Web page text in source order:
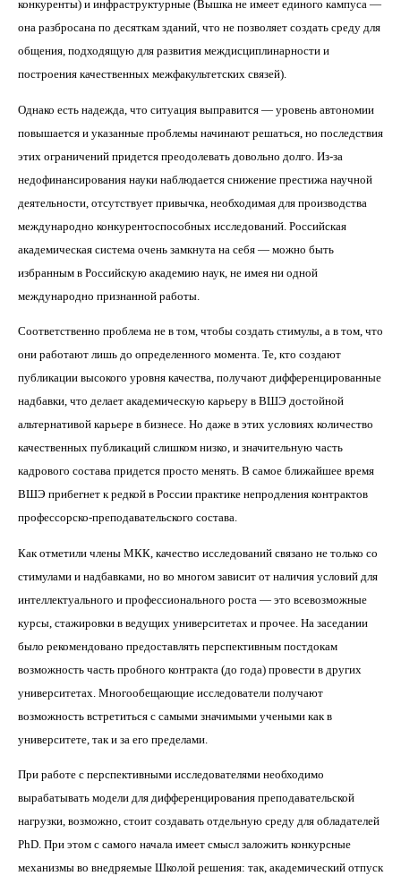
конкуренты) и инфраструктурные (Вышка не имеет единого кампуса —
она разбросана по десяткам зданий, что не позволяет создать среду для
общения, подходящую для развития междисциплинарности и
построения качественных межфакультетских связей).
Однако есть надежда, что ситуация выправится — уровень автономии
повышается и указанные проблемы начинают решаться, но последствия
этих ограничений придется преодолевать довольно долго. Из-за
недофинансирования науки наблюдается снижение престижа научной
деятельности, отсутствует привычка, необходимая для производства
международно конкурентоспособных исследований. Российская
академическая система очень замкнута на себя — можно быть
избранным в Российскую академию наук, не имея ни одной
международно признанной работы.
Соответственно проблема не в том, чтобы создать стимулы, а в том, что
они работают лишь до определенного момента. Те, кто создают
публикации высокого уровня качества, получают дифференцированные
надбавки, что делает академическую карьеру в ВШЭ достойной
альтернативой карьере в бизнесе. Но даже в этих условиях количество
качественных публикаций слишком низко, и значительную часть
кадрового состава придется просто менять. В самое ближайшее время
ВШЭ прибегнет к редкой в России практике непродления контрактов
профессорско-преподавательского состава.
Как отметили члены МКК, качество исследований связано не только со
стимулами и надбавками, но во многом зависит от наличия условий для
интеллектуального и профессионального роста — это всевозможные
курсы, стажировки в ведущих университетах и прочее. На заседании
было рекомендовано предоставлять перспективным постдокам
возможность часть пробного контракта (до года) провести в других
университетах. Многообещающие исследователи получают
возможность встретиться с самыми значимыми учеными как в
университете, так и за его пределами.
При работе с перспективными исследователями необходимо
вырабатывать модели для дифференцирования преподавательской
нагрузки, возможно, стоит создавать отдельную среду для обладателей
PhD. При этом с самого начала имеет смысл заложить конкурсные
механизмы во внедряемые Школой решения: так, академический отпуск